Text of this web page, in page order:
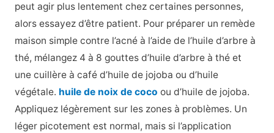
peut agir plus lentement chez certaines personnes,
alors essayez d’être patient. Pour préparer un remède
maison simple contre l’acné à l’aide de l’huile d’arbre à
thé, mélangez 4 à 8 gouttes d’huile d’arbre à thé et
une cuillère à café d’huile de jojoba ou d’huile
végétale. huile de noix de coco ou d’huile de jojoba.
Appliquez légèrement sur les zones à problèmes. Un
léger picotement est normal, mais si l’application